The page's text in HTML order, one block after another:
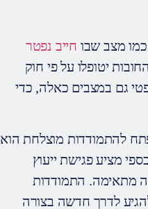
כמו מצב שבו חייב נפטר
יטופלו על פי חוק
גם במצבים כאלה, כדי
להתמודדות מוצלחת הוא
מציע פגישת ייעוץ
מתאימה. התמודדות
לדרך חדשה בצורה